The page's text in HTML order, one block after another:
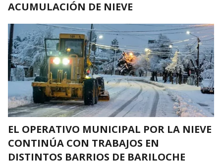
ACUMULACIÓN DE NIEVE
EL OPERATIVO MUNICIPAL POR LA NIEVE
CONTINÚA CON TRABAJOS EN
DISTINTOS BARRIOS DE BARILOCHE